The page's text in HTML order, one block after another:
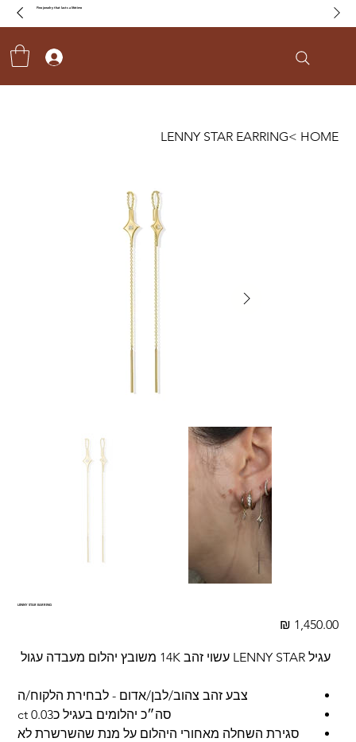
Fine jewelry that lasts a lifetime
HOME
>
LENNY STAR EARRING
LENNY STAR EARRING
מחיר ‏1,450.00 ‏₪
עגיל LENNY STAR עשוי זהב 14K משובץ יהלום מעבדה עגול
צבע זהב צהוב/לבן/אדום - לבחירת הלקוח/ה
סה״כ יהלומים בעגיל כ0.03 ct
סגירת השחלה מאחורי היהלום על מנת שהשרשרת לא